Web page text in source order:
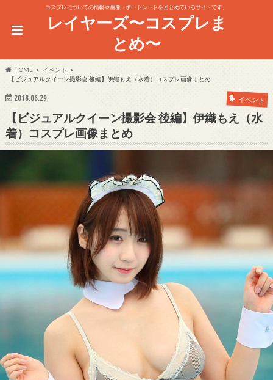
コスプレについての情報や画像・ポートレートをまとめているサイトです。
レイヤーズ〜コスプレま
とめ〜
HOME
イベント
【ビジュアルクイーン撮影会 後編】伊織もえ（水着）コスプレ画像まとめ
2018.06.29 イベント
【ビジュアルクイーン撮影会 後編】伊織もえ（水
着）コスプレ画像まとめ